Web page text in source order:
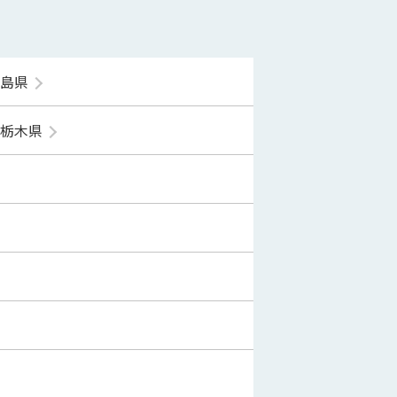
県
栃木県